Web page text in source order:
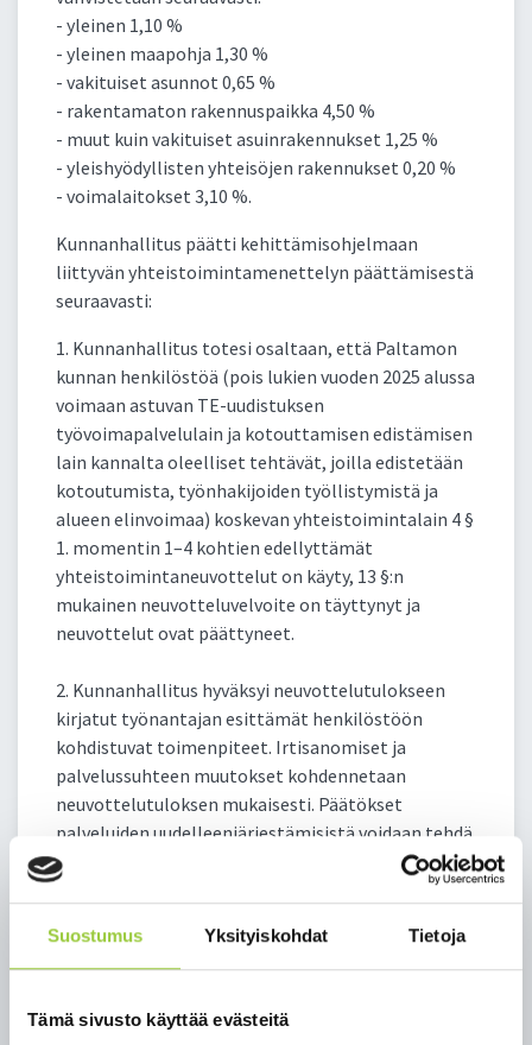
Suostumus Yksityiskohdat Tietoja
Tämä sivusto käyttää evästeitä
- yleinen 1,10 %
- yleinen maapohja 1,30 %
- vakituiset asunnot 0,65 %
- rakentamaton rakennuspaikka 4,50 %
- muut kuin vakituiset asuinrakennukset 1,25 %
- yleishyödyllisten yhteisöjen rakennukset 0,20 %
- voimalaitokset 3,10 %.
Kunnanhallitus päätti kehittämisohjelmaan
liittyvän yhteistoimintamenettelyn päättämisestä
seuraavasti:
1. Kunnanhallitus totesi osaltaan, että Paltamon
kunnan henkilöstöä (pois lukien vuoden 2025 alussa
voimaan astuvan TE-uudistuksen
työvoimapalvelulain ja kotouttamisen edistämisen
lain kannalta oleelliset tehtävät, joilla edistetään
kotoutumista, työnhakijoiden työllistymistä ja
alueen elinvoimaa) koskevan yhteistoimintalain 4 §
1. momentin 1–4 kohtien edellyttämät
yhteistoimintaneuvottelut on käyty, 13 §:n
mukainen neuvotteluvelvoite on täyttynyt ja
neuvottelut ovat päättyneet.
2. Kunnanhallitus hyväksyi neuvottelutulokseen
kirjatut työnantajan esittämät henkilöstöön
kohdistuvat toimenpiteet. Irtisanomiset ja
palvelussuhteen muutokset kohdennetaan
neuvottelutuloksen mukaisesti. Päätökset
palveluiden uudelleenjärjestämisistä voidaan tehdä.
3. Kunnanhallitus päätti, että taloudellis-
palvelussuhteen ehtoja koskevat muutokset
suoritetaan hallintosäännössä määrätyn